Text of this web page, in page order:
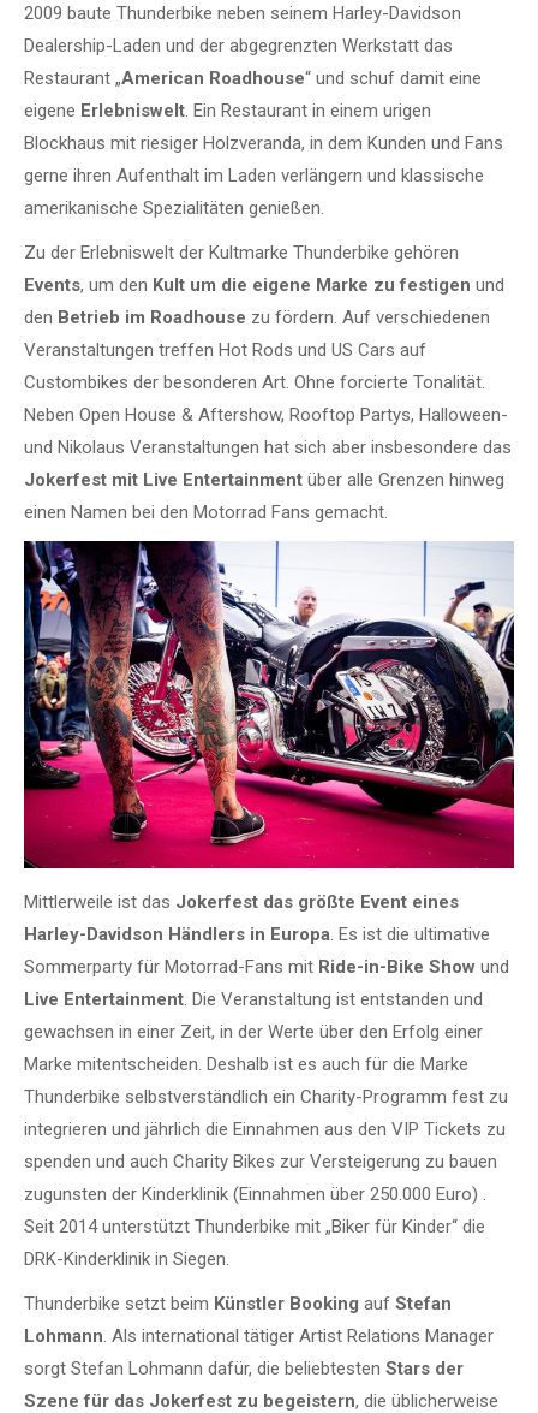
2009 baute Thunderbike neben seinem Harley-Davidson
Dealership-Laden und der abgegrenzten Werkstatt das
Restaurant „American Roadhouse“ und schuf damit eine
eigene Erlebniswelt. Ein Restaurant in einem urigen
Blockhaus mit riesiger Holzveranda, in dem Kunden und Fans
gerne ihren Aufenthalt im Laden verlängern und klassische
amerikanische Spezialitäten genießen.
Zu der Erlebniswelt der Kultmarke Thunderbike gehören
Events, um den Kult um die eigene Marke zu festigen und
den Betrieb im Roadhouse zu fördern. Auf verschiedenen
Veranstaltungen treffen Hot Rods und US Cars auf
Custombikes der besonderen Art. Ohne forcierte Tonalität.
Neben Open House & Aftershow, Rooftop Partys, Halloween-
und Nikolaus Veranstaltungen hat sich aber insbesondere das
Jokerfest mit Live Entertainment über alle Grenzen hinweg
einen Namen bei den Motorrad Fans gemacht.
Mittlerweile ist das Jokerfest das größte Event eines
Harley-Davidson Händlers in Europa. Es ist die ultimative
Sommerparty für Motorrad-Fans mit Ride-in-Bike Show und
Live Entertainment. Die Veranstaltung ist entstanden und
gewachsen in einer Zeit, in der Werte über den Erfolg einer
Marke mitentscheiden. Deshalb ist es auch für die Marke
Thunderbike selbstverständlich ein Charity-Programm fest zu
integrieren und jährlich die Einnahmen aus den VIP Tickets zu
spenden und auch Charity Bikes zur Versteigerung zu bauen
zugunsten der Kinderklinik (Einnahmen über 250.000 Euro) .
Seit 2014 unterstützt Thunderbike mit „Biker für Kinder“ die
DRK-Kinderklinik in Siegen.
Thunderbike setzt beim Künstler Booking auf Stefan
Lohmann. Als international tätiger Artist Relations Manager
sorgt Stefan Lohmann dafür, die beliebtesten Stars der
Szene für das Jokerfest zu begeistern, die üblicherweise